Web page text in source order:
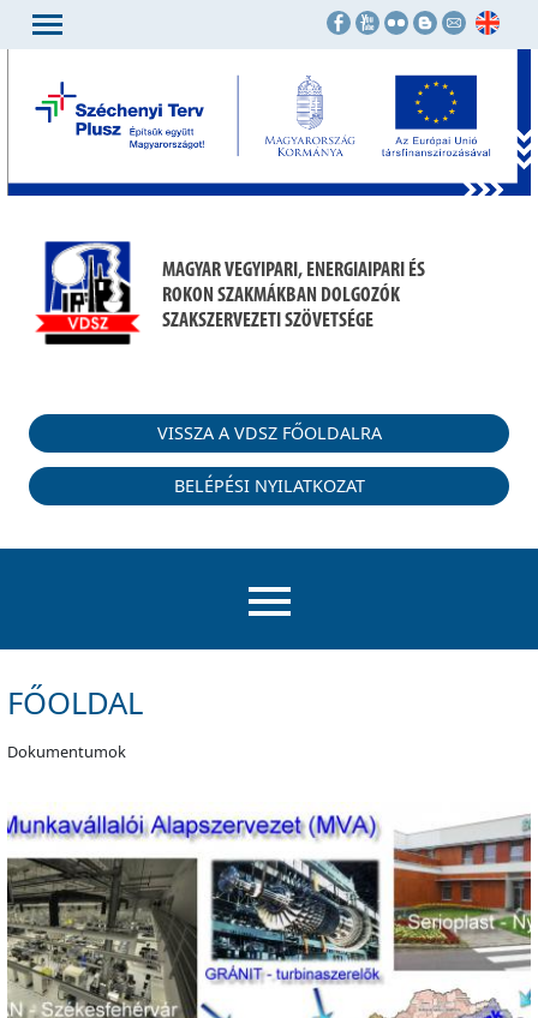
MAGYAR VEGYIPARI, ENERGIAIPARI ÉS
ROKON SZAKMÁKBAN DOLGOZÓK
SZAKSZERVEZETI SZÖVETSÉGE
VISSZA A VDSZ FŐOLDALRA
BELÉPÉSI NYILATKOZAT
FŐOLDAL
Dokumentumok